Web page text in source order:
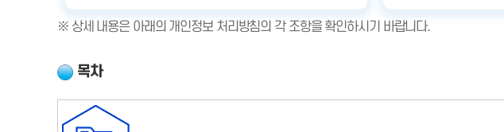
※ 상세 내용은 아래의 개인정보 처리방침의 각 조항을 확인하시기 바랍니다.
목차